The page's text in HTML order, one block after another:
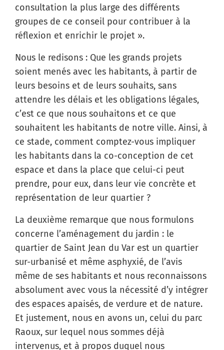
consultation la plus large des différents
groupes de ce conseil pour contribuer à la
réflexion et enrichir le projet ».
Nous le redisons : Que les grands projets
soient menés avec les habitants, à partir de
leurs besoins et de leurs souhaits, sans
attendre les délais et les obligations légales,
c’est ce que nous souhaitons et ce que
souhaitent les habitants de notre ville. Ainsi, à
ce stade, comment comptez-vous impliquer
les habitants dans la co-conception de cet
espace et dans la place que celui-ci peut
prendre, pour eux, dans leur vie concrète et
représentation de leur quartier ?
La deuxième remarque que nous formulons
concerne l’aménagement du jardin : le
quartier de Saint Jean du Var est un quartier
sur-urbanisé et même asphyxié, de l’avis
même de ses habitants et nous reconnaissons
absolument avec vous la nécessité d’y intégrer
des espaces apaisés, de verdure et de nature.
Et justement, nous en avons un, celui du parc
Raoux, sur lequel nous sommes déjà
intervenus, et à propos duquel nous